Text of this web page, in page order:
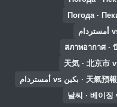
Погода ·
สภาพอากาศ ·
天気 · 北京市
天氣預報 · بكين vs أمستردام
날씨 · 베이